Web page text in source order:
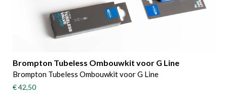
Brompton Tubeless Ombouwkit voor G Line
Brompton Tubeless Ombouwkit voor G Line
€ 42,50